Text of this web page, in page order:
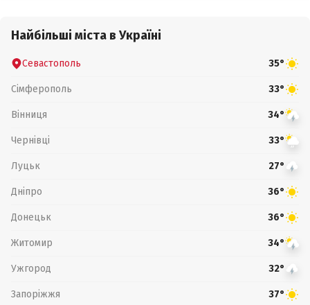
Найбільші міста в Україні
Севастополь 35°
Сімферополь 33°
Вінниця 34°
Чернівці 33°
Луцьк 27°
Дніпро 36°
Донецьк 36°
Житомир 34°
Ужгород 32°
Запоріжжя 37°